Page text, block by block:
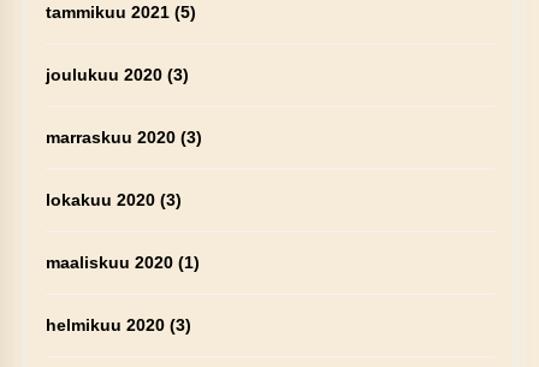
tammikuu 2021(5)
joulukuu 2020(3)
marraskuu 2020(3)
lokakuu 2020(3)
maaliskuu 2020(1)
helmikuu 2020(3)